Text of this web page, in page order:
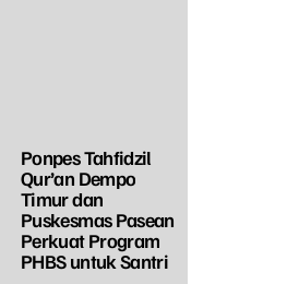
Ponpes Tahfidzil
Qur’an Dempo
Timur dan
Puskesmas Pasean
Perkuat Program
PHBS untuk Santri